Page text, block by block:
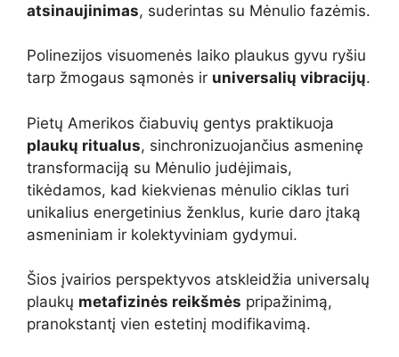
atsinaujinimas, suderintas su Mėnulio fazėmis.
Polinezijos visuomenės laiko plaukus gyvu ryšiu
tarp žmogaus sąmonės ir universalių vibracijų.
Pietų Amerikos čiabuvių gentys praktikuoja
plaukų ritualus, sinchronizuojančius asmeninę
transformaciją su Mėnulio judėjimais,
tikėdamos, kad kiekvienas mėnulio ciklas turi
unikalius energetinius ženklus, kurie daro įtaką
asmeniniam ir kolektyviniam gydymui.
Šios įvairios perspektyvos atskleidžia universalų
plaukų metafizinės reikšmės pripažinimą,
pranokstantį vien estetinį modifikavimą.